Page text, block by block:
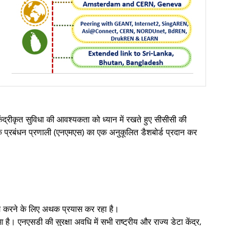
सुविधा की आवश्यकता को ध्यान में रखते हुए सीसीसी की
प्रबंधन प्रणाली (एनएमएस) का एक अनुकूलित डैशबोर्ड प्रदान कर
करने के लिए अथक प्रयास कर रहा है।
एनएसडी की सुरक्षा अवधि में सभी राष्ट्रीय और राज्य डेटा केंद्र,